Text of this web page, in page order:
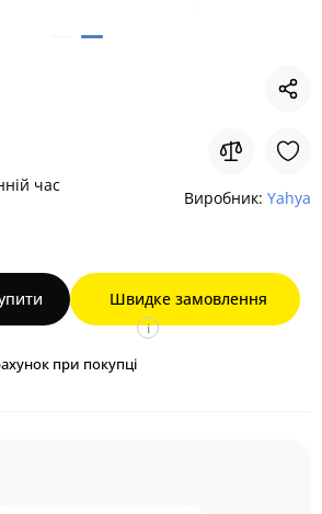
час
Виробник: Yahya
Швидке замовлення
при покупці
i